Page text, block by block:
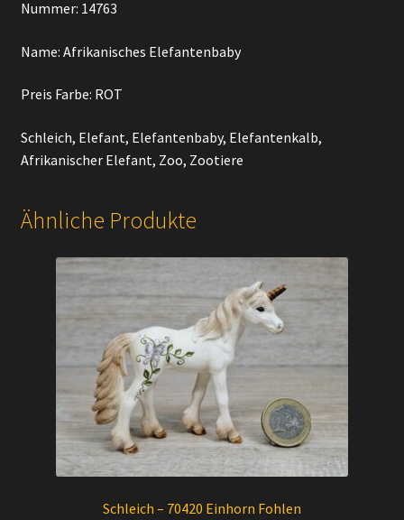
Nummer: 14763
Name: Afrikanisches Elefantenbaby
Preis Farbe: ROT
Schleich, Elefant, Elefantenbaby, Elefantenkalb,
Afrikanischer Elefant, Zoo, Zootiere
Ähnliche Produkte
Schleich – 70420 Einhorn Fohlen